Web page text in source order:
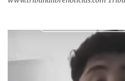
incluyen endoscopia, colonoscopia
retrógrada endoscópica (CPRE),
videoendoscopia gástrica y con
se cuenta con endoscopios de